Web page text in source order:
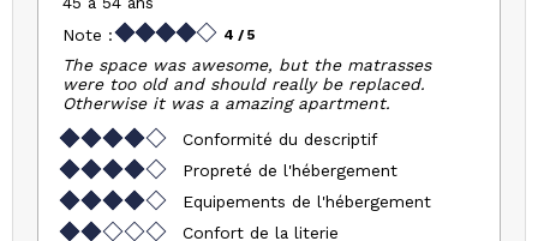
Note :
4 / 5
The space was awesome, but the matrasses
were too old and should really be replaced.
Otherwise it was a amazing apartment.
Conformité du descriptif
Propreté de l'hébergement
Equipements de l'hébergement
Confort de la literie